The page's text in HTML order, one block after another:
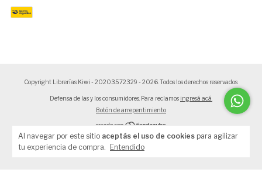
Al navegar por este sitio aceptás el uso de cookies para agilizar
tu experiencia de compra.
Entendido
Copyright Librerías Kiwi - 20203572329 - 2026. Todos los derechos reservados.
Defensa de las y los consumidores. Para reclamos ingresá acá.
Botón de arrepentimiento